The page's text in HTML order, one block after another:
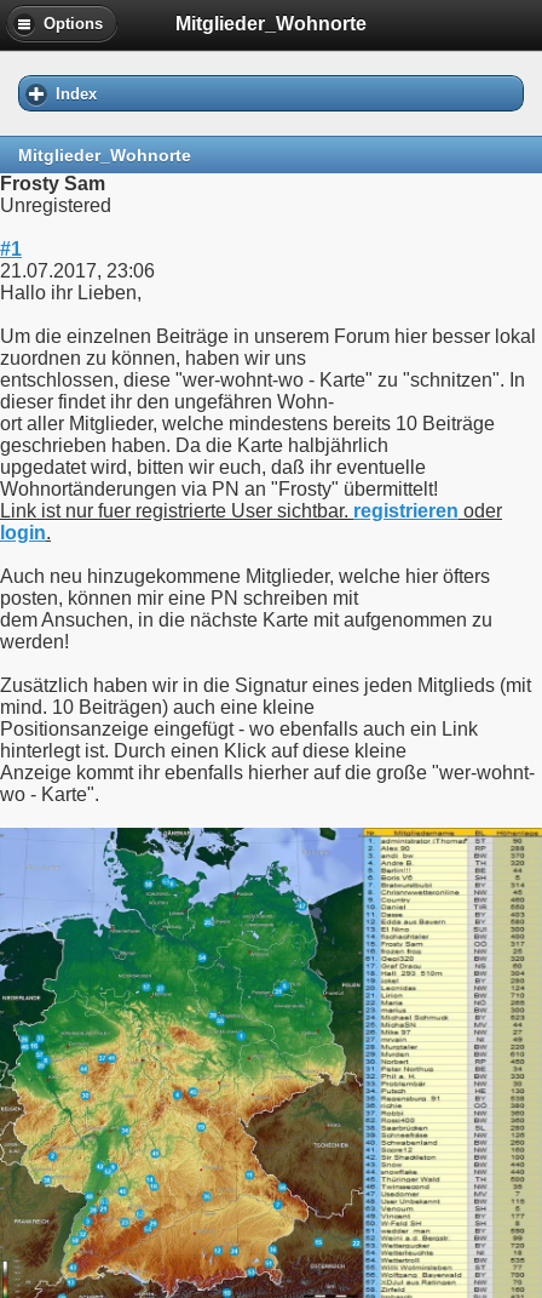
Options Mitglieder_Wohnorte
Index
Mitglieder_Wohnorte
Frosty Sam
Unregistered
#1
21.07.2017, 23:06
Hallo ihr Lieben,
Um die einzelnen Beiträge in unserem Forum hier besser lokal
zuordnen zu können, haben wir uns
entschlossen, diese "wer-wohnt-wo - Karte" zu "schnitzen". In
dieser findet ihr den ungefähren Wohn-
ort aller Mitglieder, welche mindestens bereits 10 Beiträge
geschrieben haben. Da die Karte halbjährlich
upgedatet wird, bitten wir euch, daß ihr eventuelle
Wohnortänderungen via PN an "Frosty" übermittelt!
Link ist nur fuer registrierte User sichtbar. registrieren oder
login.
Auch neu hinzugekommene Mitglieder, welche hier öfters
posten, können mir eine PN schreiben mit
dem Ansuchen, in die nächste Karte mit aufgenommen zu
werden!
Zusätzlich haben wir in die Signatur eines jeden Mitglieds (mit
mind. 10 Beiträgen) auch eine kleine
Positionsanzeige eingefügt - wo ebenfalls auch ein Link
hinterlegt ist. Durch einen Klick auf diese kleine
Anzeige kommt ihr ebenfalls hierher auf die große "wer-wohnt-
wo - Karte".